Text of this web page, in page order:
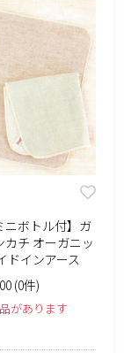
ニボトル付】ガ
チ オーガニッ
ドインアース
(0件)
があります